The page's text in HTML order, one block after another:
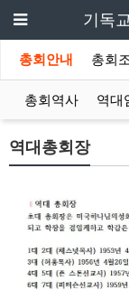
기독
총회안내 총회
총회역사 역대
역대총회장